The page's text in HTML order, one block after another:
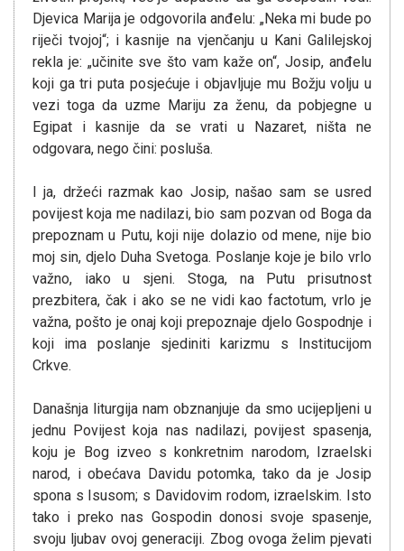
Djevica Marija je odgovorila anđelu: „Neka mi bude po
riječi tvojoj“; i kasnije na vjenčanju u Kani Galilejskoj
rekla je: „učinite sve što vam kaže on“, Josip, anđelu
koji ga tri puta posjećuje i objavljuje mu Božju volju u
vezi toga da uzme Mariju za ženu, da pobjegne u
Egipat i kasnije da se vrati u Nazaret, ništa ne
odgovara, nego čini: posluša.
I ja, držeći razmak kao Josip, našao sam se usred
povijest koja me nadilazi, bio sam pozvan od Boga da
prepoznam u Putu, koji nije dolazio od mene, nije bio
moj sin, djelo Duha Svetoga. Poslanje koje je bilo vrlo
važno, iako u sjeni. Stoga, na Putu prisutnost
prezbitera, čak i ako se ne vidi kao factotum, vrlo je
važna, pošto je onaj koji prepoznaje djelo Gospodnje i
koji ima poslanje sjediniti karizmu s Institucijom
Crkve.
Današnja liturgija nam obznanjuje da smo ucijepljeni u
jednu Povijest koja nas nadilazi, povijest spasenja,
koju je Bog izveo s konkretnim narodom, Izraelski
narod, i obećava Davidu potomka, tako da je Josip
spona s Isusom; s Davidovim rodom, izraelskim. Isto
tako i preko nas Gospodin donosi svoje spasenje,
svoju ljubav ovoj generaciji. Zbog ovoga želim pjevati